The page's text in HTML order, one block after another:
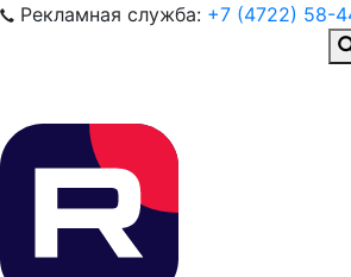
Рекламная служба: +7 (4722) 58-